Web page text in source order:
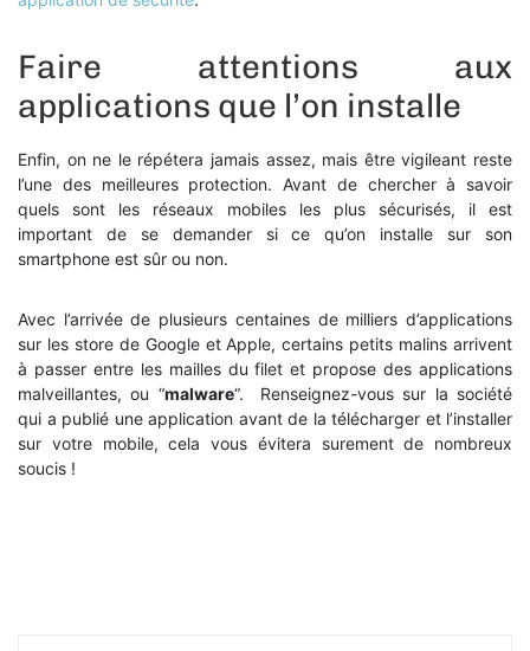
Faire attentions aux
applications que l’on installe
Enfin, on ne le répétera jamais assez, mais être vigileant reste
l’une des meilleures protection. Avant de chercher à savoir
quels sont les réseaux mobiles les plus sécurisés, il est
important de se demander si ce qu’on installe sur son
smartphone est sûr ou non.
Avec l’arrivée de plusieurs centaines de milliers d’applications
sur les store de Google et Apple, certains petits malins arrivent
à passer entre les mailles du filet et propose des applications
malveillantes, ou “malware“. Renseignez-vous sur la société
qui a publié une application avant de la télécharger et l’installer
sur votre mobile, cela vous évitera surement de nombreux
soucis !